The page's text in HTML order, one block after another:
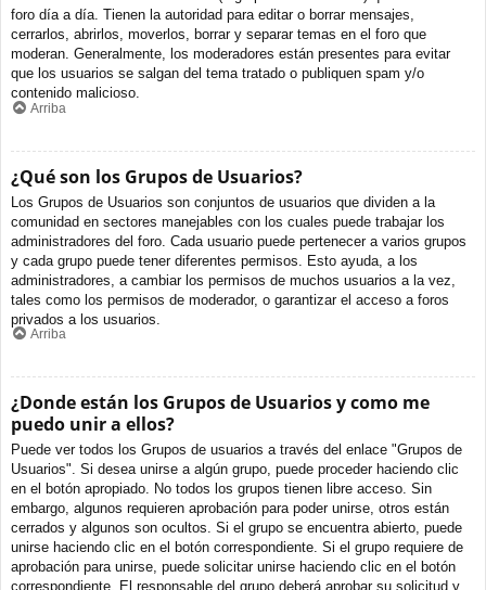
foro día a día. Tienen la autoridad para editar o borrar mensajes,
cerrarlos, abrirlos, moverlos, borrar y separar temas en el foro que
moderan. Generalmente, los moderadores están presentes para evitar
que los usuarios se salgan del tema tratado o publiquen spam y/o
contenido malicioso.
Arriba
¿Qué son los Grupos de Usuarios?
Los Grupos de Usuarios son conjuntos de usuarios que dividen a la
comunidad en sectores manejables con los cuales puede trabajar los
administradores del foro. Cada usuario puede pertenecer a varios grupos
y cada grupo puede tener diferentes permisos. Esto ayuda, a los
administradores, a cambiar los permisos de muchos usuarios a la vez,
tales como los permisos de moderador, o garantizar el acceso a foros
privados a los usuarios.
Arriba
¿Donde están los Grupos de Usuarios y como me
puedo unir a ellos?
Puede ver todos los Grupos de usuarios a través del enlace "Grupos de
Usuarios". Si desea unirse a algún grupo, puede proceder haciendo clic
en el botón apropiado. No todos los grupos tienen libre acceso. Sin
embargo, algunos requieren aprobación para poder unirse, otros están
cerrados y algunos son ocultos. Si el grupo se encuentra abierto, puede
unirse haciendo clic en el botón correspondiente. Si el grupo requiere de
aprobación para unirse, puede solicitar unirse haciendo clic en el botón
correspondiente. El responsable del grupo deberá aprobar su solicitud y